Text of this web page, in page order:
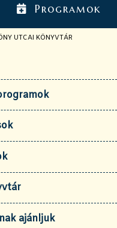
Programok
OLDAL:
UTCAI KÖNYVTÁR
ajánljuk